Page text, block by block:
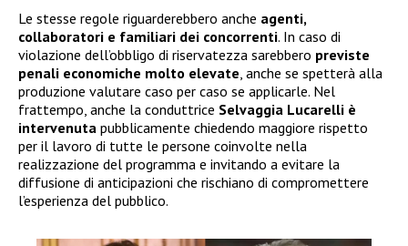
Le stesse regole riguarderebbero anche agenti,
collaboratori e familiari dei concorrenti. In caso di
violazione dell’obbligo di riservatezza sarebbero previste
penali economiche molto elevate, anche se spetterà alla
produzione valutare caso per caso se applicarle. Nel
frattempo, anche la conduttrice Selvaggia Lucarelli è
intervenuta pubblicamente chiedendo maggiore rispetto
per il lavoro di tutte le persone coinvolte nella
realizzazione del programma e invitando a evitare la
diffusione di anticipazioni che rischiano di compromettere
l’esperienza del pubblico.